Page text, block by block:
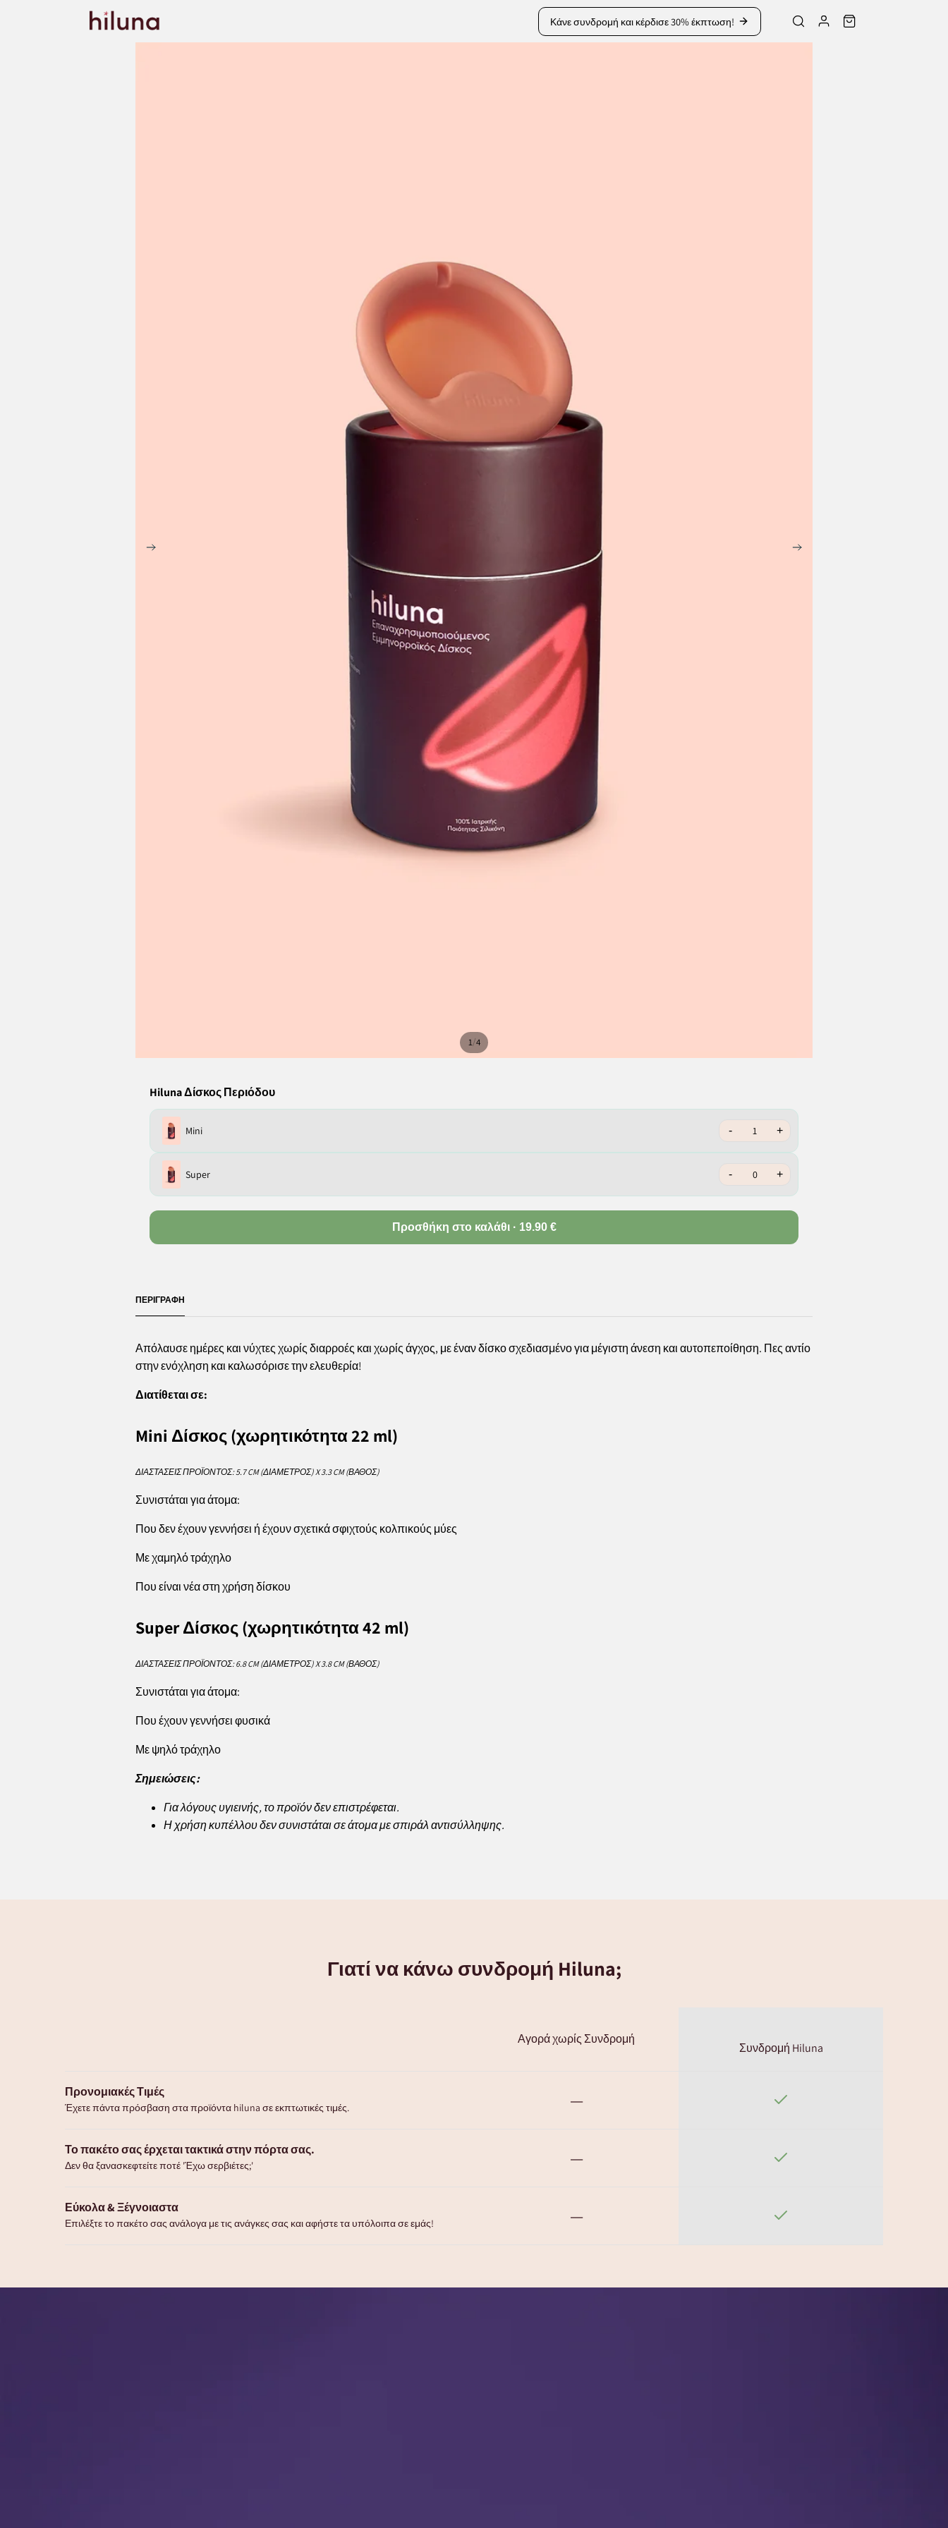
Κάνε συνδρομή και κέρδισε 30% έκπτωση!
1/4
Hiluna Δίσκος Περιόδου
Mini - +
Super - +
Προσθήκη στο καλάθι · 19.90 €
ΠΕΡΙΓΡΑΦΉ
Απόλαυσε ημέρες και νύχτες χωρίς διαρροές και χωρίς άγχος, με έναν δίσκο σχεδιασμένο για μέγιστη άνεση και αυτοπεποίθηση. Πες αντίο
στην ενόχληση και καλωσόρισε την ελευθερία!
Διατίθεται σε:
Mini Δίσκος (χωρητικότητα 22 ml)
ΔΙΑΣΤΆΣΕΙΣ ΠΡΟΪΌΝΤΟΣ: 5.7 CM (ΔΙΆΜΕΤΡΟΣ) X 3.3 CM (ΒΆΘΟΣ)
Συνιστάται για άτομα:
Που δεν έχουν γεννήσει ή έχουν σχετικά σφιχτούς κολπικούς μύες
Με χαμηλό τράχηλο
Που είναι νέα στη χρήση δίσκου
Super Δίσκος (χωρητικότητα 42 ml)
ΔΙΑΣΤΆΣΕΙΣ ΠΡΟΪΌΝΤΟΣ: 6.8 CM (ΔΙΆΜΕΤΡΟΣ) X 3.8 CM (ΒΆΘΟΣ)
Συνιστάται για άτομα:
Που έχουν γεννήσει φυσικά
Με ψηλό τράχηλο
Σημειώσεις:
Για λόγους υγιεινής, το προϊόν δεν επιστρέφεται.
Η χρήση κυπέλλου δεν συνιστάται σε άτομα με σπιράλ αντισύλληψης.
Γιατί να κάνω συνδρομή Hiluna;
Αγορά χωρίς Συνδρομή
Συνδρομή Hiluna
Προνομιακές Τιμές
Έχετε πάντα πρόσβαση στα προϊόντα hiluna σε εκπτωτικές τιμές. —
Το πακέτο σας έρχεται τακτικά στην πόρτα σας.
Δεν θα ξανασκεφτείτε ποτέ 'Έχω σερβιέτες;' —
Εύκολα & Ξέγνοιαστα
Επιλέξτε το πακέτο σας ανάλογα με τις ανάγκες σας και αφήστε τα υπόλοιπα σε εμάς! —